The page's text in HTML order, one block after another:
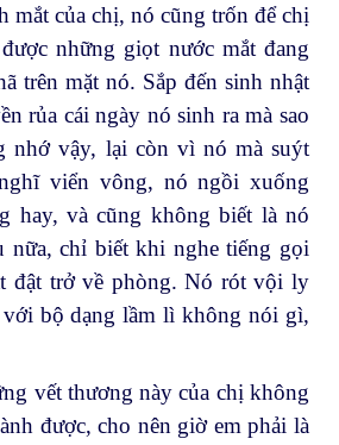
mắt của chị, nó cũng trốn để chị
những giọt nước mắt đang
trên mặt nó. Sắp đến sinh nhật
rủa cái ngày nó sinh ra mà sao
nhớ vậy, lại còn vì nó mà suýt
viển vông, nó ngồi xuống
hay, và cũng không biết là nó
nữa, chỉ biết khi nghe tiếng gọi
đật trở về phòng. Nó rót vội ly
bộ dạng lầm lì không nói gì,
vết thương này của chị không
được, cho nên giờ em phải là